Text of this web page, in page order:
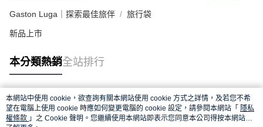
Gaston Luga｜探索最佳旅伴 旅行袋
新品上市
本分類熱銷全站排行
熱門標籤
本網站中使用 cookie，欲查詢有關本網站使用 cookie 方式之詳情，及若您不希
望在電腦上使用 cookie 時應如何變更電腦的 cookie 設定，請參閱本網站「 隱私
權條款 」之 Cookie 聲明。您繼續使用本網站即表示您同意本公司得按本網站使